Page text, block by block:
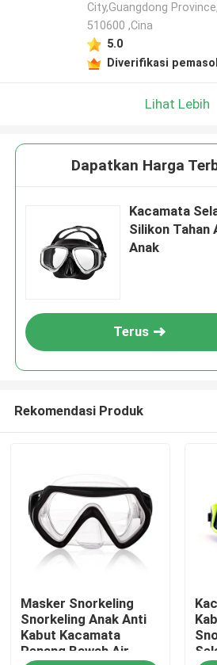
Rumah
City,Guangdong
510600 ,Cina
5.0
Diverifikasi
Lihat Lebih
Dapatkan Harga
Kacamata
Silikon Tahan
Anak
Terus
Rekomendasi Produk
Masker Snorkeling
Snorkeling Anak Anti
Kabut Kacamata
Renang Bawah Air